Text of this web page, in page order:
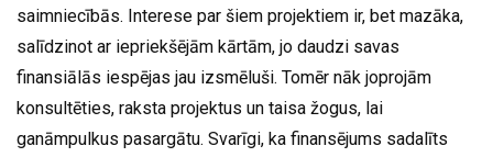
saimniecībās. Interese par šiem projektiem ir, bet mazāka,
salīdzinot ar iepriekšējām kārtām, jo daudzi savas
finansiālās iespējas jau izsmēluši. Tomēr nāk joprojām
konsultēties, raksta projektus un taisa žogus, lai
ganāmpulkus pasargātu. Svarīgi, ka finansējums sadalīts